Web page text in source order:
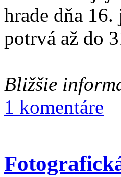
hrade dňa
potrvá až do
Bližšie
1 komentáre